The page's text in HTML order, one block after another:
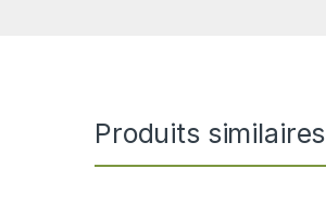
Produits similaires